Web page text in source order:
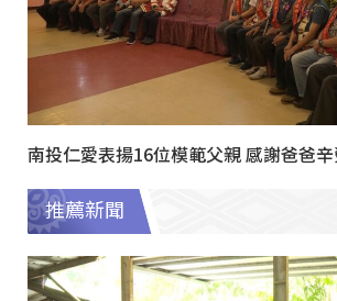
南投仁愛表揚16位模範父親 感謝爸爸
推薦新聞